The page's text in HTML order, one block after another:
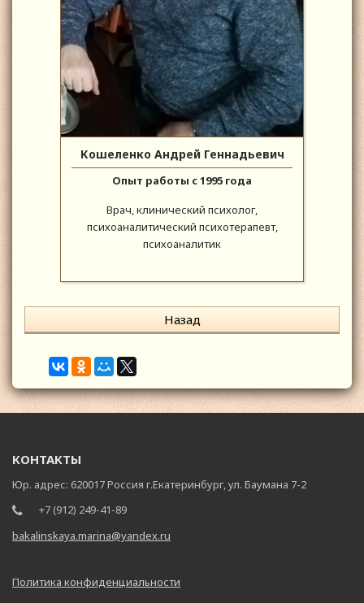
Кошеленко Андрей Геннадьевич
Опыт работы с 1995 года
Врач, клинический психолог,
психоаналитический психотерапевт,
психоаналитик
Назад
КОНТАКТЫ
Юр. адрес: 620017 Россия г.Екатеринбург, ул. Баумана 7-2
+7 (912) 249-41-89
bakalinskaya.marina@yandex.ru
Политика конфиденциальности